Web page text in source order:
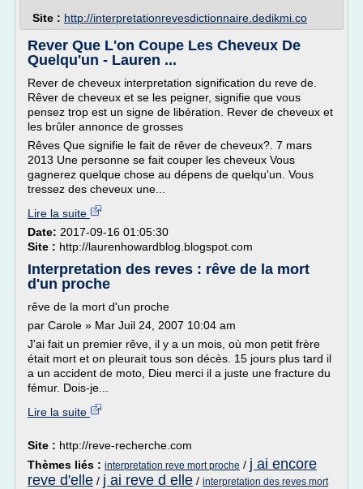
Site : http://interpretationrevesdictionnaire.dedikmi.co
Rever Que L'on Coupe Les Cheveux De
Quelqu'un - Lauren ...
Rever de cheveux interpretation signification du reve de.
Rêver de cheveux et se les peigner, signifie que vous
pensez trop est un signe de libération. Rever de cheveux et
les brûler annonce de grosses
Rêves Que signifie le fait de rêver de cheveux?. 7 mars
2013 Une personne se fait couper les cheveux Vous
gagnerez quelque chose au dépens de quelqu'un. Vous
tressez des cheveux une...
Lire la suite
Date: 2017-09-16 01:05:30
Site : http://laurenhowardblog.blogspot.com
Interpretation des reves : rêve de la mort
d'un proche
rêve de la mort d'un proche
par Carole » Mar Juil 24, 2007 10:04 am
J'ai fait un premier rêve, il y a un mois, où mon petit frère
était mort et on pleurait tous son décès. 15 jours plus tard il
a un accident de moto, Dieu merci il a juste une fracture du
fémur. Dois-je...
Lire la suite
Site : http://reve-recherche.com
Thèmes liés : interpretation reve mort proche / j ai encore
reve d'elle / j ai reve d elle / interpretation des reves mort